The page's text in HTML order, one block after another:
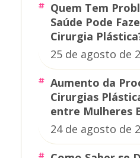
Quem Tem
Saúde Pode
Cirurgia
25 de agosto de
Aumento da
Cirurgias
entre Mulheres
24 de agosto de